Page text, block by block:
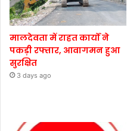
मालदेवता में राहत कार्यों ने
पकड़ी रफ्तार, आवागमन हुआ
सुरक्षित
3 days ago